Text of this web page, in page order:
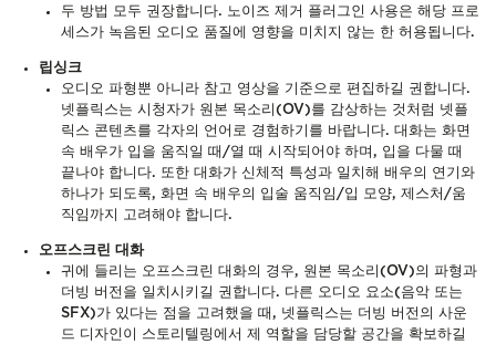
두 방법 모두 권장합니다. 노이즈 제거 플러그인 사용은 해당 프로
세스가 녹음된 오디오 품질에 영향을 미치지 않는 한 허용됩니다.
립싱크
오디오 파형뿐 아니라 참고 영상을 기준으로 편집하길 권합니다.
넷플릭스는 시청자가 원본 목소리(OV)를 감상하는 것처럼 넷플
릭스 콘텐츠를 각자의 언어로 경험하기를 바랍니다. 대화는 화면
속 배우가 입을 움직일 때/열 때 시작되어야 하며, 입을 다물 때
끝나야 합니다. 또한 대화가 신체적 특성과 일치해 배우의 연기와
하나가 되도록, 화면 속 배우의 입술 움직임/입 모양, 제스처/움
직임까지 고려해야 합니다.
오프스크린 대화
귀에 들리는 오프스크린 대화의 경우, 원본 목소리(OV)의 파형과
더빙 버전을 일치시키길 권합니다. 다른 오디오 요소(음악 또는
SFX)가 있다는 점을 고려했을 때, 넷플릭스는 더빙 버전의 사운
드 디자인이 스토리텔링에서 제 역할을 담당할 공간을 확보하길